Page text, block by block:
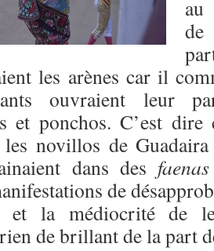
au
de
les arènes car il
ouvraient leur
et ponchos. C’est
novillos de
dans des faenas
de
et la médiocrité de
de brillant de la part